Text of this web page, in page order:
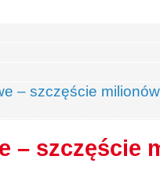
– szczęście
– szczęście